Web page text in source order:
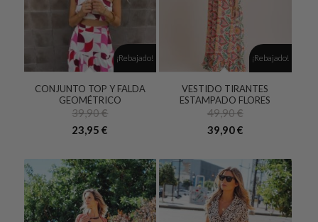
CONJUNTO TOP Y FALDA
GEOMÉTRICO
39,90€
23,95€
¡Rebajado!
VESTIDO TIRANTES
ESTAMPADO FLORES
49,90€
39,90€
¡Rebajado!